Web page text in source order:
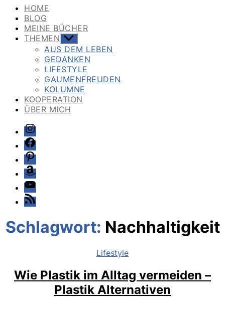
HOME
BLOG
MEINE BÜCHER
THEMEN Untermenü
anzeigen
AUS DEM LEBEN
GEDANKEN
LIFESTYLE
GAUMENFREUDEN
KOLUMNE
KOOPERATION
ÜBER MICH
Instagram
Facebook
Pinterest
Amazon
Youtube
Feed
Schlagwort: Nachhaltigkeit
Kategorien
Lifestyle
Wie Plastik im Alltag vermeiden –
Plastik Alternativen